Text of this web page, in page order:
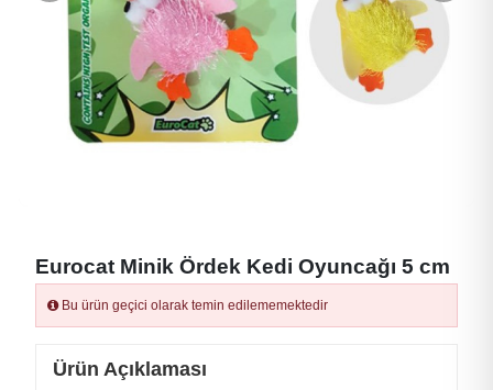
Eurocat Minik Ördek Kedi Oyuncağı 5 cm
Bu ürün geçici olarak temin edilememektedir
Ürün Açıklaması